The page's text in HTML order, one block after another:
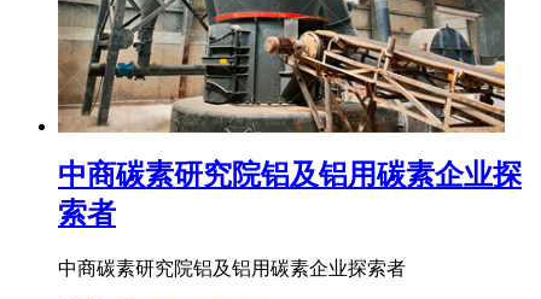
中商碳素研究院铝及铝用碳素企业探
索者
中商碳素研究院铝及铝用碳素企业探索者